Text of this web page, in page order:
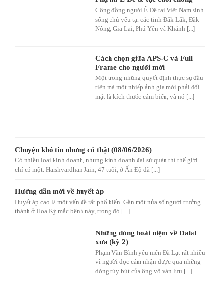
Cộng đồng người Ê Đê tại Việt Nam sinh
sống chủ yếu tại các tỉnh Đắk Lắk, Đắk
Nông, Gia Lai, Phú Yên và Khánh [...]
Cách chọn giữa APS-C và Full
Frame cho người mới
Một trong những quyết định thực sự đầu
tiên mà một nhiếp ảnh gia mới phải đối
mặt là kích thước cảm biến, và nó [...]
Chuyện khó tin nhưng có thật (08/06/2026)
Có nhiều loại kinh doanh, nhưng kinh doanh đại sứ quán thì thế giới
chỉ có một. Harshvardhan Jain, 47 tuổi, ở Ấn Độ đã [...]
Hướng dẫn mới về huyết áp
Huyết áp cao là một vấn đề rất phổ biến. Gần một nửa số người trưởng
thành ở Hoa Kỳ mắc bệnh này, trong đó [...]
Những dòng hoài niệm về Dalat
xưa (kỳ 2)
Phạm Văn Bình yêu mến Đà Lạt rất nhiều
vì người đọc cảm nhận được qua những
dòng tùy bút của ông vô vàn lưu [...]